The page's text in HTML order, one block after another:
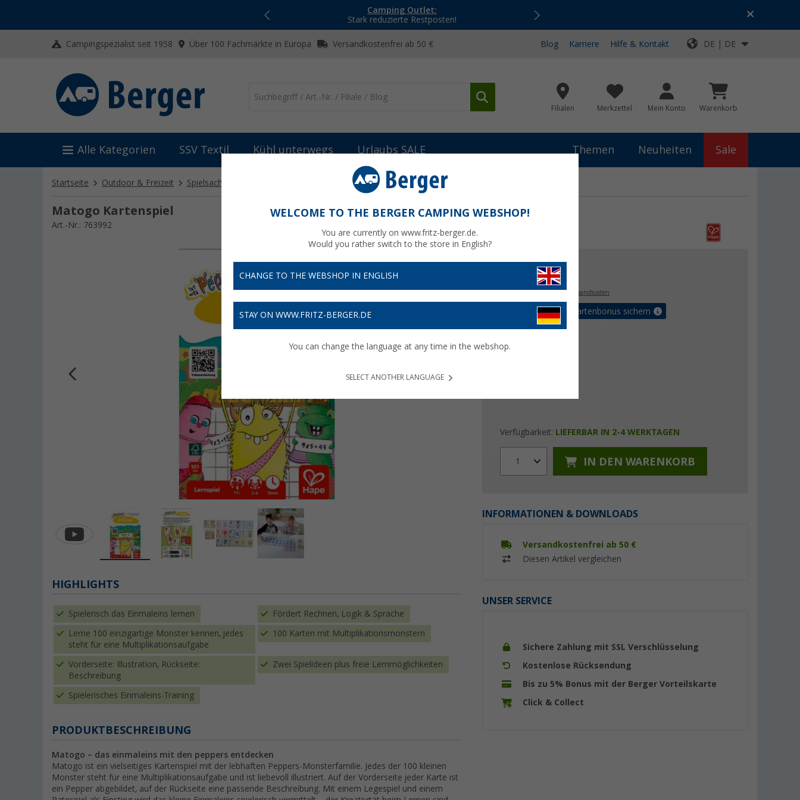
Camping Outlet:
Stark reduzierte Restposten!
Top-Deals für dein Abenteuer!
Campingspezialist seit 1958 Über 100 Fachmärkte in Europa Versandkostenfrei ab 50 € Blog Karriere Hilfe & Kontakt DE | DE
Filialen Merkzettel Mein Konto Warenkorb
Alle Kategorien SSV Textil Kühl unterwegs Urlaubs SALE Themen Neuheiten Sale
Startseite Outdoor & Freizeit Spielsachen
Matogo Kartenspiel
Art.-Nr.: 763992
€
zzgl. Versandkosten
Bis zu 5% Vorteilskartenbonus sichern
Verfügbarkeit: LIEFERBAR IN 2-4 WERKTAGEN
1 IN DEN WARENKORB
INFORMATIONEN & DOWNLOADS
Versandkostenfrei ab 50 €
Diesen Artikel vergleichen
UNSER SERVICE
Sichere Zahlung mit SSL Verschlüsselung
Kostenlose Rücksendung
Bis zu 5% Bonus mit der Berger Vorteilskarte
Click & Collect
HIGHLIGHTS
Spielerisch das Einmaleins lernen Fördert Rechnen, Logik & Sprache
Lerne 100 einzigartige Monster kennen, jedes
steht für eine Multiplikationsaufgabe
100 Karten mit Multiplikationsmonstern
Vorderseite: Illustration, Rückseite:
Beschreibung
Zwei Spielideen plus freie Lernmöglichkeiten
Spielerisches Einmaleins-Training
PRODUKTBESCHREIBUNG
Matogo – das einmaleins mit den peppers entdecken
Matogo ist ein vielseitiges Kartenspiel mit der lebhaften Peppers-Monsterfamilie. Jedes der 100 kleinen
Monster steht für eine Multiplikationsaufgabe und ist liebevoll illustriert. Auf der Vorderseite jeder Karte ist
ein Pepper abgebildet, auf der Rückseite eine passende Beschreibung. Mit einem Legespiel und einem
WELCOME TO THE BERGER CAMPING WEBSHOP!
You are currently on www.fritz-berger.de.
Would you rather switch to the store in English?
CHANGE TO THE WEBSHOP IN ENGLISH
STAY ON WWW.FRITZ-BERGER.DE
You can change the language at any time in the webshop.
SELECT ANOTHER LANGUAGE